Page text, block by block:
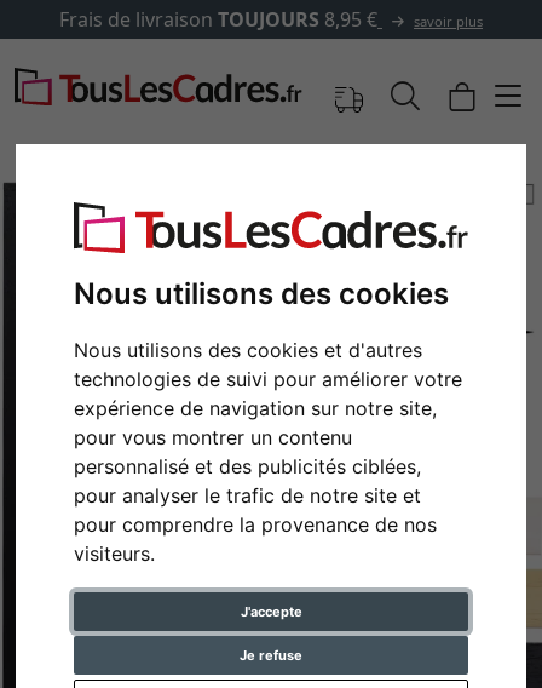
Nous utilisons des cookies
Nous utilisons des cookies et d'autres
technologies de suivi pour améliorer votre
expérience de navigation sur notre site,
pour vous montrer un contenu
personnalisé et des publicités ciblées,
pour analyser le trafic de notre site et
pour comprendre la provenance de nos
visiteurs.
J'accepte
Je refuse
Frais de livraison TOUJOURS 8,95 € savoir plus
Retour